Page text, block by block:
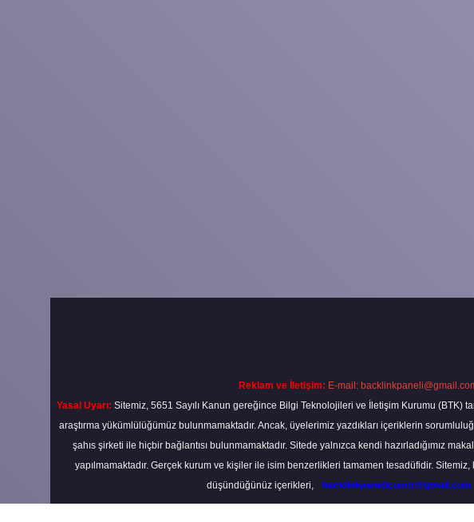
Reklam ve İletişim: E-mail:
Yasal Uyarı: Sitemiz, 5651 Sayılı Kanun gereğince Bilgi Teknolojileri ve İletişim Kurumu (BTK)
araştırma yükümlülüğümüz bulunmamaktadır. Ancak, üyelerimiz yazdıkları içeriklerin
şahıs şirketi ile hiçbir bağlantısı bulunmamaktadır. Sitede yalnızca kendi hazırladığımız
yapılmamaktadır. Gerçek kurum ve kişiler ile isim benzerlikleri tamamen tesadüfidir.
düşündüğünüz içerikleri,
backlinkpanelicomtr@gmail.com